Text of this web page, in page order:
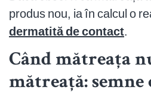
produs nou, ia în calcul o
dermatită de contact.
Când mătreața
mătreață: semne